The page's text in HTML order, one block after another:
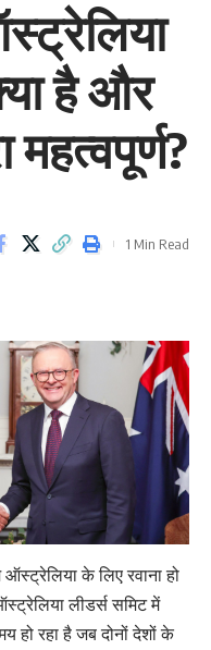
है और
महत्वपूर्ण?
1 Min Read
के लिए रवाना हो
लीडर्स समिट में
हो रहा है जब दोनों देशों के